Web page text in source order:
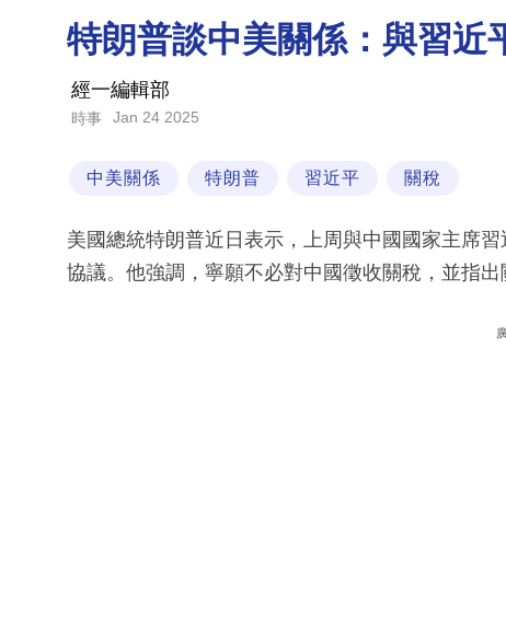
特朗普談中美關係：與習近
經一編輯部
時事 Jan 24 2025
中美關係 特朗普 習近平 關稅
美國總統特朗普近日表示，上周與中國國家主席
協議。他強調，寧願不必對中國徵收關稅，並指